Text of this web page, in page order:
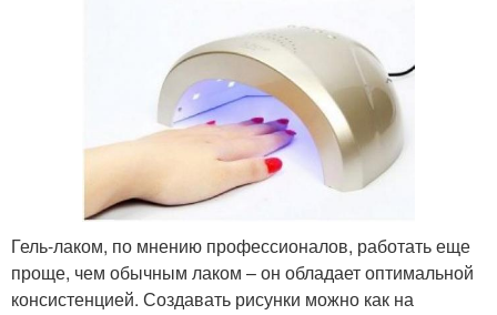
Гель-лаком, по мнению профессионалов, работать еще
проще, чем обычным лаком – он обладает оптимальной
консистенцией. Создавать рисунки можно как на